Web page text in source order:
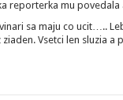
reporterka mu povedala
sa maju co ucit…..
Vsetci len sluzia a